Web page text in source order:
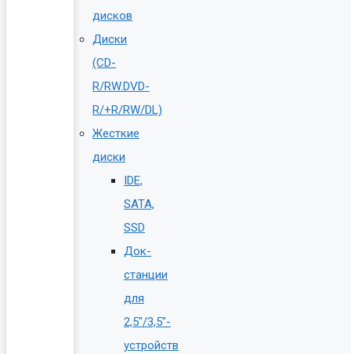
дисков
Диски
(CD-
R/RW.DVD-
R/+R/RW/DL)
Жесткие
диски
IDE,
SATA,
SSD
Док-
станции
для
2,5″/3,5″-
устройств